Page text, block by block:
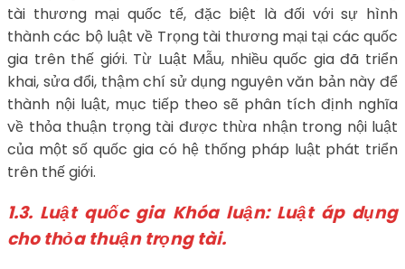
tài thương mại quốc tế, đặc biệt là đối với sự hình
thành các bộ luật về Trọng tài thương mại tại các quốc
gia trên thế giới. Từ Luật Mẫu, nhiều quốc gia đã triển
khai, sửa đổi, thậm chí sử dụng nguyên văn bản này để
thành nội luật, mục tiếp theo sẽ phân tích định nghĩa
về thỏa thuận trọng tài được thừa nhận trong nội luật
của một số quốc gia có hệ thống pháp luật phát triển
trên thế giới.
1.3. Luật quốc gia Khóa luận: Luật áp dụng
cho thỏa thuận trọng tài.